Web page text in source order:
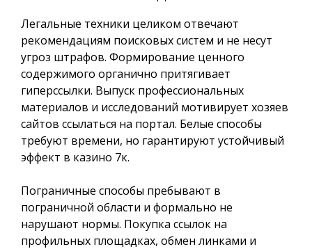
Легальные техники целиком отвечают
рекомендациям поисковых систем и не несут
угроз штрафов. Формирование ценного
содержимого органично притягивает
гиперссылки. Выпуск профессиональных
материалов и исследований мотивирует хозяев
сайтов ссылаться на портал. Белые способы
требуют времени, но гарантируют устойчивый
эффект в казино 7к.
Пограничные способы пребывают в
пограничной области и формально не
нарушают нормы. Покупка ссылок на
профильных площадках, обмен линками и